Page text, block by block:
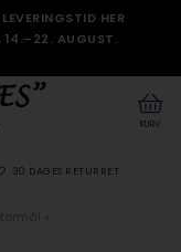
HER
14.–22. AUGUST.
KURV
30 DAGES RETURRET